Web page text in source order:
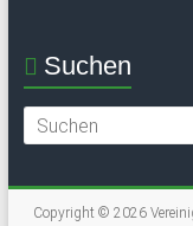
Suchen
Copyright © 2026